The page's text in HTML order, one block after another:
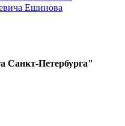
Ешинова
Санкт-Петербурга"